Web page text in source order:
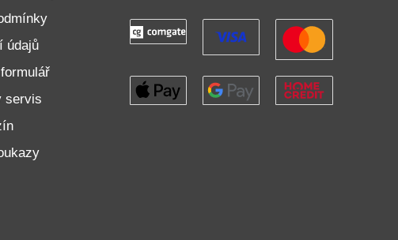
údajů
servis